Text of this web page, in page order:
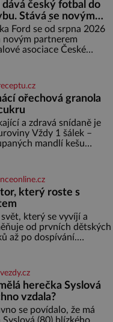
a štůčky látky. Zraněná
dní nato umírá. Je to
krutý. Jeho činy
ještě dlouho po jeho
dává český fotbal do
Stává se novým
FAČR
Ford se od srpna 2026
novým partnerem
asociace České
reprezentačních týmů
fotbalu v regionech.
ořechová granola
a zdravá snídaně je
mandlí kešu
dýně rozinek 3 šálky
vloček 1 lžíce mlet
který roste s
který se vyvíjí a
od prvních dětských
až po dospívání.
i odpočinek a
na každou etapu života
potřeby dítěte. Pro
je klíčová
měkkost a
proto by pokoj
herečka Syslová
vzdala?
se povídalo, že má